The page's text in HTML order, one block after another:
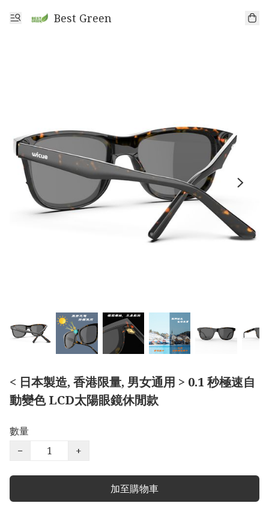
Best Green
< 日本製造, 香港限量, 男女通用 > 0.1 秒極速自
動變色 LCD太陽眼鏡休閒款
數量
−
+
加至購物車